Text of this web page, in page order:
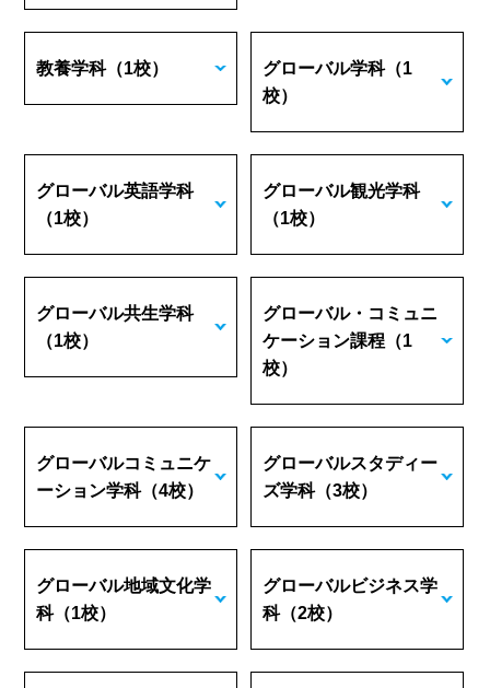
教養学科（1校） グローバル学科（1
校）
グローバル英語学科
（1校）
グローバル観光学科
（1校）
グローバル共生学科
（1校）
グローバル・コミュニ
ケーション課程 （1
校）
グローバルコミュニケ
ーション学科（4校）
グローバルスタディー
ズ学科（3校）
グローバル地域文化学
科（1校）
グローバルビジネス学
科（2校）